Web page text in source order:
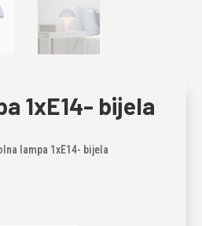
1xE14- bijela
lampa 1xE14- bijela